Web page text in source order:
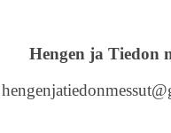
Hengen ja Tiedon